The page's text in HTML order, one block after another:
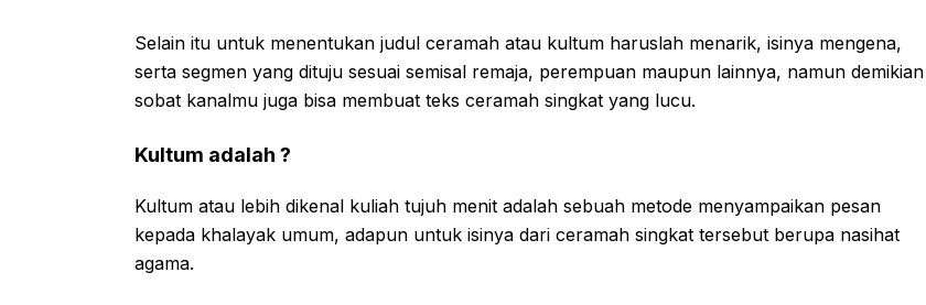
Selain itu untuk menentukan judul ceramah atau kultum haruslah menarik, isinya mengena,
serta segmen yang dituju sesuai semisal remaja, perempuan maupun lainnya, namun demikian
sobat kanalmu juga bisa membuat teks ceramah singkat yang lucu.
Kultum adalah ?
Kultum atau lebih dikenal kuliah tujuh menit adalah sebuah metode menyampaikan pesan
kepada khalayak umum, adapun untuk isinya dari ceramah singkat tersebut berupa nasihat
agama.